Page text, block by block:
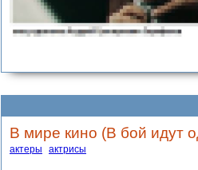
В мире кино (В бой идут
актеры актрисы